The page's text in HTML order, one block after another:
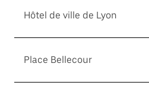
Hôtel de ville de Lyon
Place Bellecour